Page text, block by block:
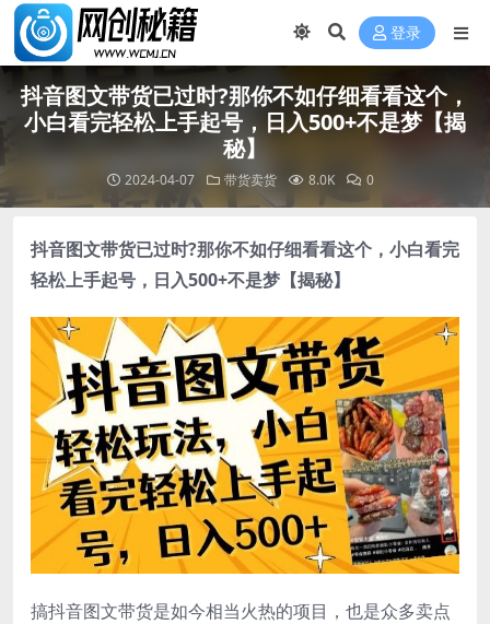
登录
抖音图文带货已过时?那你不如仔细看看这个，
小白看完轻松上手起号，日入500+不是梦【揭
秘】
2024-04-07 带货卖货 8.0K 0
抖音图文带货已过时?那你不如仔细看看这个，小白看完
轻松上手起号，日入500+不是梦【揭秘】
搞抖音图文带货是如今相当火热的项目，也是众多卖点